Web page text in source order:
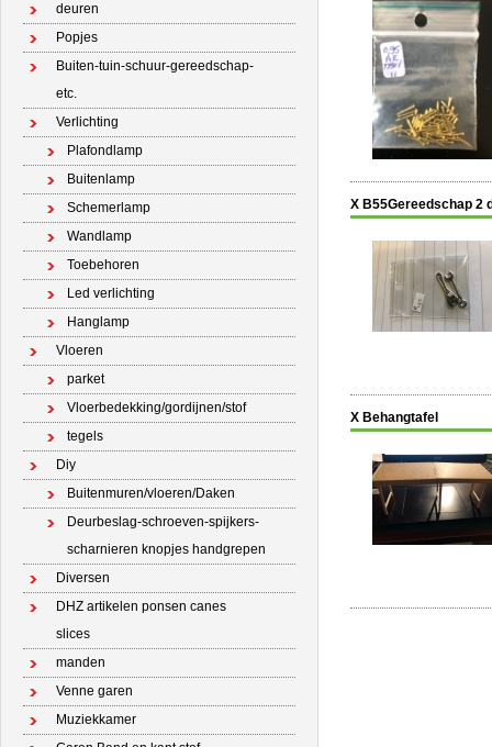
deuren
Popjes
Buiten-tuin-schuur-gereedschap-
etc.
Verlichting
Plafondlamp
Buitenlamp
Schemerlamp
Wandlamp
Toebehoren
Led verlichting
Hanglamp
Vloeren
parket
Vloerbedekking/gordijnen/stof
tegels
Diy
Buitenmuren/vloeren/Daken
Deurbeslag-schroeven-spijkers-
scharnieren knopjes handgrepen
Diversen
DHZ artikelen ponsen canes
slices
manden
Venne garen
Muziekkamer
X B55Gereedschap 2
X Behangtafel